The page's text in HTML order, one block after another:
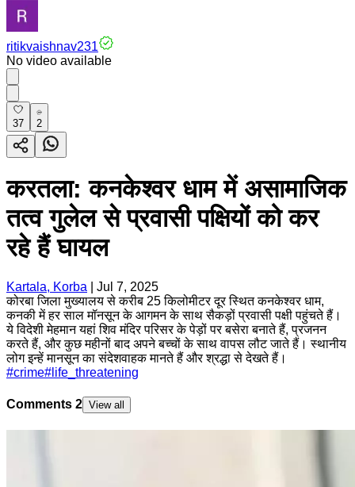
ritikvaishnav231
No video available
37 2
करतला: कनकेश्वर धाम में असामाजिक
तत्व गुलेल से प्रवासी पक्षियों को कर
रहे हैं घायल
Kartala, Korba
Jul 7, 2025
कोरबा जिला मुख्यालय से करीब 25 किलोमीटर दूर स्थित कनकेश्वर धाम,
कनकी में हर साल मॉनसून के आगमन के साथ सैकड़ों प्रवासी पक्षी पहुंचते हैं।
ये विदेशी मेहमान यहां शिव मंदिर परिसर के पेड़ों पर बसेरा बनाते हैं, प्रजनन
करते हैं, और कुछ महीनों बाद अपने बच्चों के साथ वापस लौट जाते हैं। स्थानीय
लोग इन्हें मानसून का संदेशवाहक मानते हैं और श्रद्धा से देखते हैं।
#crime# life_threatening
Comments 2 View all